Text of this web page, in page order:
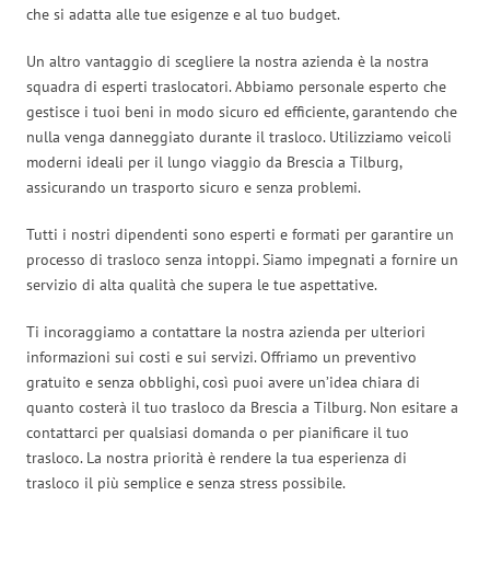
che si adatta alle tue esigenze e al tuo budget.
Un altro vantaggio di scegliere la nostra azienda è la nostra
squadra di esperti traslocatori. Abbiamo personale esperto che
gestisce i tuoi beni in modo sicuro ed efficiente, garantendo che
nulla venga danneggiato durante il trasloco. Utilizziamo veicoli
moderni ideali per il lungo viaggio da Brescia a Tilburg,
assicurando un trasporto sicuro e senza problemi.
Tutti i nostri dipendenti sono esperti e formati per garantire un
processo di trasloco senza intoppi. Siamo impegnati a fornire un
servizio di alta qualità che supera le tue aspettative.
Ti incoraggiamo a contattare la nostra azienda per ulteriori
informazioni sui costi e sui servizi. Offriamo un preventivo
gratuito e senza obblighi, così puoi avere un’idea chiara di
quanto costerà il tuo trasloco da Brescia a Tilburg. Non esitare a
contattarci per qualsiasi domanda o per pianificare il tuo
trasloco. La nostra priorità è rendere la tua esperienza di
trasloco il più semplice e senza stress possibile.